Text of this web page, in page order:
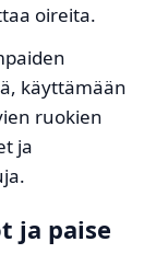
oireita.
käyttämään
ruokien
ja
ja paise